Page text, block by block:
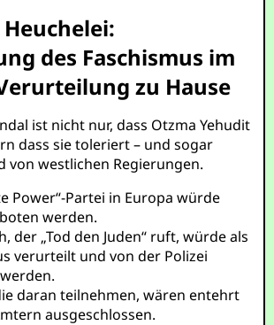
des Faschismus im
zu Hause
ist nicht nur, dass Otzma Yehudit
dass sie toleriert – und sogar
von westlichen Regierungen.
Power“-Partei in Europa würde
werden.
der „Tod den Juden“ ruft, würde als
verurteilt und von der Polizei
daran teilnehmen, wären entehrt
ausgeschlossen.